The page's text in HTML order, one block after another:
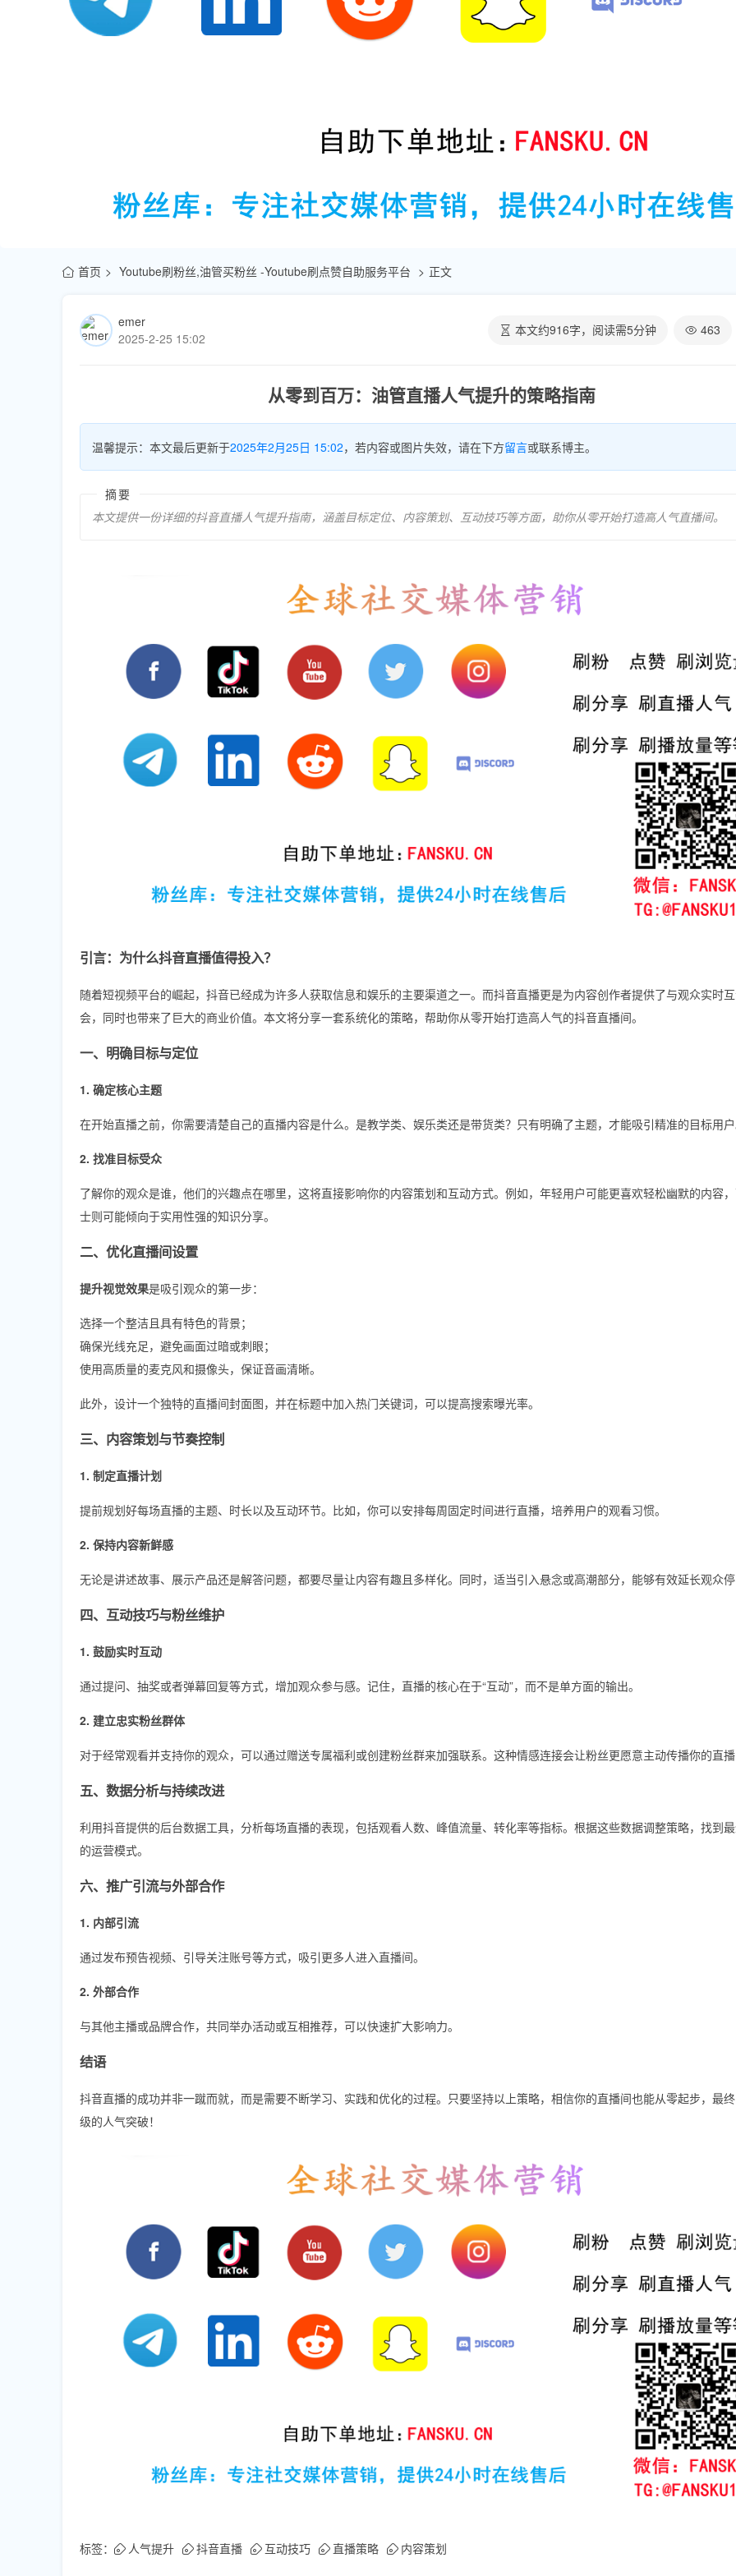
首页 Youtube刷粉丝,油管买粉丝 -Youtube刷点赞自助服务平台 正文
emer
2025-2-25 15:02
本文约916字，阅读需5分钟 463
从零到百万：油管直播人气提升的策略指南
温馨提示：本文最后更新于2025年2月25日 15:02，若内容或图片失效，请在下方留言或联系博主。
摘要
本文提供一份详细的抖音直播人气提升指南，涵盖目标定位、内容策划、互动技巧等方面，助你从零开始打造高人气直播间。
引言：为什么抖音直播值得投入？
随着短视频平台的崛起，抖音已经成为许多人获取信息和娱乐的主要渠道之一。而抖音直播更是为内容创作者提供了与观众实时
会，同时也带来了巨大的商业价值。本文将分享一套系统化的策略，帮助你从零开始打造高人气的抖音直播间。
一、明确目标与定位
1. 确定核心主题
在开始直播之前，你需要清楚自己的直播内容是什么。是教学类、娱乐类还是带货类？只有明确了主题，才能吸引精准的目标用
2. 找准目标受众
了解你的观众是谁，他们的兴趣点在哪里，这将直接影响你的内容策划和互动方式。例如，年轻用户可能更喜欢轻松幽默的内容
士则可能倾向于实用性强的知识分享。
二、优化直播间设置
提升视觉效果是吸引观众的第一步：
选择一个整洁且具有特色的背景；
确保光线充足，避免画面过暗或刺眼；
使用高质量的麦克风和摄像头，保证音画清晰。
此外，设计一个独特的直播间封面图，并在标题中加入热门关键词，可以提高搜索曝光率。
三、内容策划与节奏控制
1. 制定直播计划
提前规划好每场直播的主题、时长以及互动环节。比如，你可以安排每周固定时间进行直播，培养用户的观看习惯。
2. 保持内容新鲜感
无论是讲述故事、展示产品还是解答问题，都要尽量让内容有趣且多样化。同时，适当引入悬念或高潮部分，能够有效延长观众
四、互动技巧与粉丝维护
1. 鼓励实时互动
通过提问、抽奖或者弹幕回复等方式，增加观众参与感。记住，直播的核心在于“互动”，而不是单方面的输出。
2. 建立忠实粉丝群体
对于经常观看并支持你的观众，可以通过赠送专属福利或创建粉丝群来加强联系。这种情感连接会让粉丝更愿意主动传播你的直
五、数据分析与持续改进
利用抖音提供的后台数据工具，分析每场直播的表现，包括观看人数、峰值流量、转化率等指标。根据这些数据调整策略，找到
的运营模式。
六、推广引流与外部合作
1. 内部引流
通过发布预告视频、引导关注账号等方式，吸引更多人进入直播间。
2. 外部合作
与其他主播或品牌合作，共同举办活动或互相推荐，可以快速扩大影响力。
结语
抖音直播的成功并非一蹴而就，而是需要不断学习、实践和优化的过程。只要坚持以上策略，相信你的直播间也能从零起步，最
级的人气突破！
标签： 人气提升 抖音直播 互动技巧 直播策略 内容策划